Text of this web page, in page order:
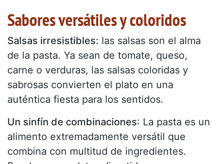
Sabores versátiles y coloridos
Salsas irresistibles: las salsas son el alma
de la pasta. Ya sean de tomate, queso,
carne o verduras, las salsas coloridas y
sabrosas convierten el plato en una
auténtica fiesta para los sentidos.
Un sinfín de combinaciones: La pasta es un
alimento extremadamente versátil que
combina con multitud de ingredientes.